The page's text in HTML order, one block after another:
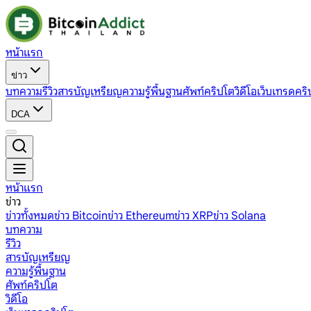
หน้าแรก
ข่าว
บทความรีวิวสารบัญเหรียญความรู้พื้นฐานศัพท์คริปโตวิดีโอเว็บเทรดค
DCA
หน้าแรก
ข่าว
ข่าวทั้งหมดข่าว Bitcoinข่าว Ethereumข่าว XRPข่าว Solana
บทความ
รีวิว
สารบัญเหรียญ
ความรู้พื้นฐาน
ศัพท์คริปโต
วิดีโอ